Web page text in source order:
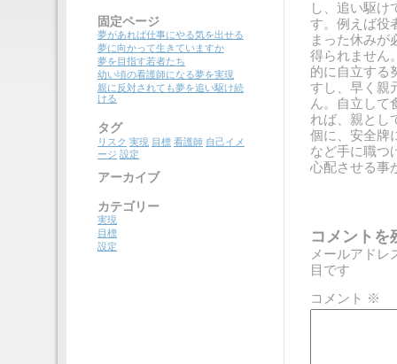
し、追い駆け
す。例えば役
まった休みが
得られません
的に自立する
すし、早く親
ん。自立して
れば、親とし
個に、安全牌
など手に職つ
心配させる事
コメントを
メールアドレ
目です
コメント
※
固定ページ
夢があれば仕事にやる気を出せる
夢に向かって生きていますか
夢を目指す若者たち
幼い頃の看護師になる夢を実現
親に反対されても夢を追い駆け続
ける
タグ
リスク 実現 目標 看護師 自己イメ
ージ 設定
アーカイブ
カテゴリー
実現
目標
設定